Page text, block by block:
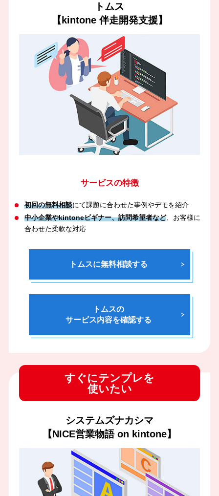
トムス
【kintone 伴走開発支援】
サービスの特徴
初回の無料相談にて課題に合わせた事例やデモを紹介
中小企業やkintoneビギナー、訪問希望者など、お客様に
合わせた柔軟な対応
トムスに無料相談する
トムスの
サービス内容を確認する
すぐにテンプレを
使いたい
システムズナカシマ
【NICE営業物語 on kintone】